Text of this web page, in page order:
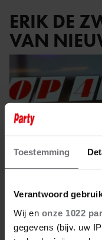
Toestemming
Verantwoord
Wij en onze 1022
gegevens (bijv. uw
ERIK DE
VAN